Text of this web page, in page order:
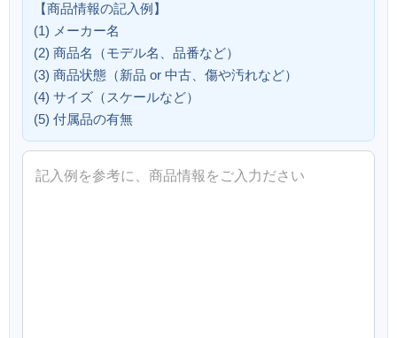
【商品情報の記入例】
(1) メーカー名
(2) 商品名（モデル名、品番など）
(3) 商品状態（新品 or 中古、傷や汚れなど）
(4) サイズ（スケールなど）
(5) 付属品の有無